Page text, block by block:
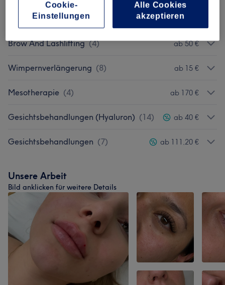
Faltenbehandlung (2) ab 79,20 €
Brow And Lashlifting (4) ab 50 €
Wimpernverlängerung (8) ab 15 €
Mesotherapie (4) ab 170 €
Gesichtsbehandlungen (Hyaluron) (14) ab 40 €
Gesichtsbehandlungen (7) ab 111,20 €
Unsere Arbeit
Bild anklicken für weitere Details
Cookie-
Einstellungen
Alle Cookies
akzeptieren